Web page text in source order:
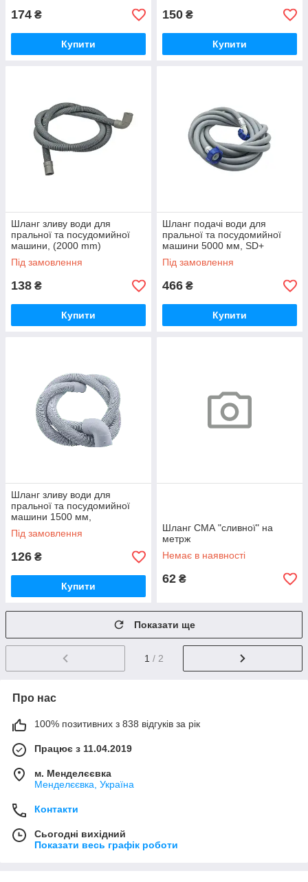
174 ₴
Купити
150 ₴
Купити
Шланг зливу води для
пральної та посудомийної
машини, (2000 mm)
(підключення під кутом 90°)
Під замовлення
138 ₴
Купити
Шланг подачі води для
пральної та посудомийної
машини 5000 мм, SD+
Thermo Alliance (90°)
Під замовлення
466 ₴
Купити
Шланг зливу води для
пральної та посудомийної
машини 1500 мм,
DWH032UN (90°)
Під замовлення
126 ₴
Купити
Шланг СМА "сливної" на
метрж
Немає в наявності
62 ₴
Показати ще
1 / 2
Про нас
100% позитивних з 838 відгуків за рік
Працює з 11.04.2019
м. Менделєєвка
Менделєєвка, Україна
Контакти
Сьогодні вихідний
Показати весь графік роботи